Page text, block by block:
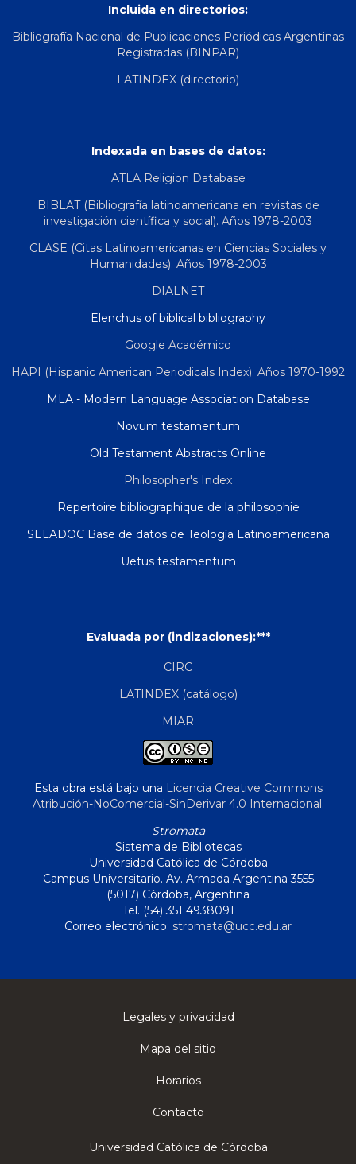
Incluida en directorios:
Bibliografía Nacional de Publicaciones Periódicas Argentinas
Registradas (BINPAR)
LATINDEX (directorio)
Indexada en bases de datos:
ATLA Religion Database
BIBLAT (Bibliografía latinoamericana en revistas de
investigación científica y social). Años 1978-2003
CLASE (Citas Latinoamericanas en Ciencias Sociales y
Humanidades). Años 1978-2003
DIALNET
Elenchus of biblical bibliography
Google Académico
HAPI (Hispanic American Periodicals Index). Años 1970-1992
MLA - Modern Language Association Database
Novum testamentum
Old Testament Abstracts Online
Philosopher's Index
Repertoire bibliographique de la philosophie
SELADOC Base de datos de Teología Latinoamericana
Uetus testamentum
Evaluada por (indizaciones):***
CIRC
LATINDEX (catálogo)
MIAR
Esta obra está bajo una Licencia Creative Commons
Atribución-NoComercial-SinDerivar 4.0 Internacional.
Stromata
Sistema de Bibliotecas
Universidad Católica de Córdoba
Campus Universitario. Av. Armada Argentina 3555
(5017) Córdoba, Argentina
Tel. (54) 351 4938091
Correo electrónico: stromata@ucc.edu.ar
Legales y privacidad
Mapa del sitio
Horarios
Contacto
Universidad Católica de Córdoba